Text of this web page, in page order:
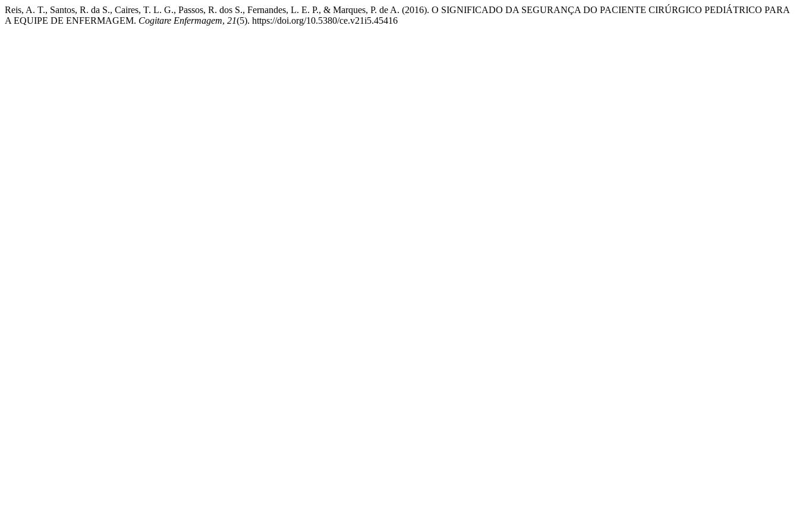
Reis, A. T., Santos, R. da S., Caires, T. L. G., Passos, R. dos S., Fernandes, L. E. P., & Marques, P. de A. (2016). O SIGNIFICADO DA SEGURANÇA DO PACIENTE CIRÚRGICO PEDIÁTRICO PARA
A EQUIPE DE ENFERMAGEM. Cogitare Enfermagem, 21(5). https://doi.org/10.5380/ce.v21i5.45416